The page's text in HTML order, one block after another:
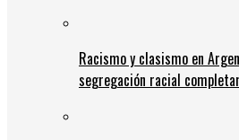
Racismo y clasismo en
segregación racial